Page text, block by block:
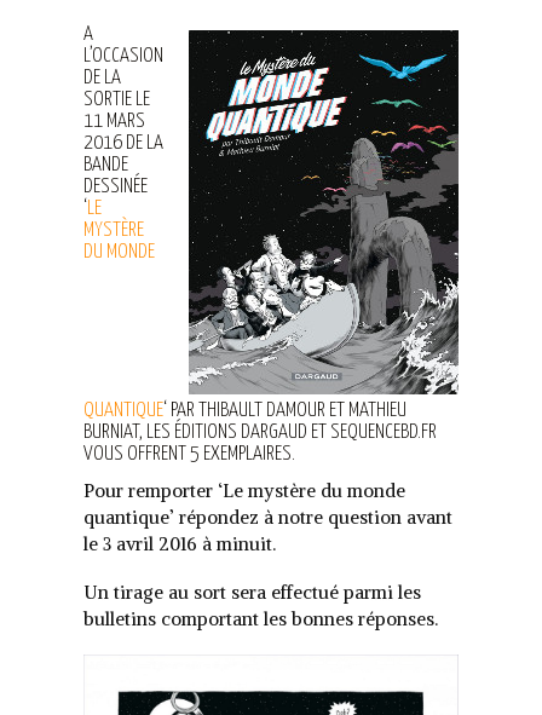
A
L’OCCASION
DE LA
SORTIE LE
11 MARS
2016 DE LA
BANDE
DESSINÉE
‘LE
MYSTÈRE
DU MONDE
QUANTIQUE‘ PAR THIBAULT DAMOUR ET MATHIEU
BURNIAT, LES ÉDITIONS DARGAUD ET SEQUENCEBD.FR
VOUS OFFRENT 5 EXEMPLAIRES.
Pour remporter ‘Le mystère du monde
quantique’ répondez à notre question avant
le 3 avril 2016 à minuit.
Un tirage au sort sera effectué parmi les
bulletins comportant les bonnes réponses.